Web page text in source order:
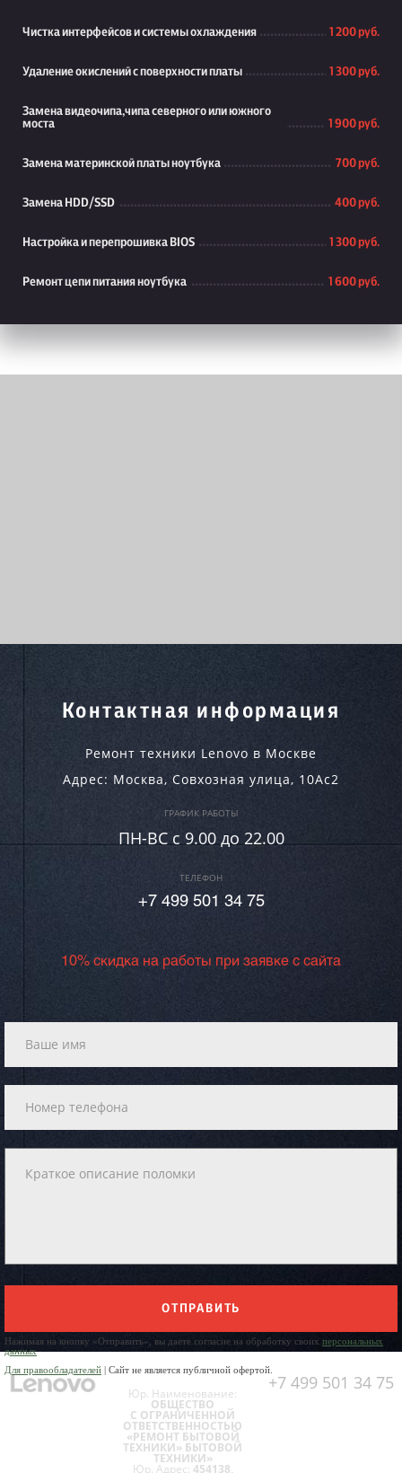
Чистка интерфейсов и системы охлаждения 1 200 руб.
Удаление окислений с поверхности платы 1 300 руб.
Замена видеочипа,чипа северного или южного
моста
1 900 руб.
Замена материнской платы ноутбука 700 руб.
Замена HDD/SSD 400 руб.
Настройка и перепрошивка BIOS 1 300 руб.
Ремонт цепи питания ноутбука 1 600 руб.
Контактная информация
Ремонт техники Lenovo в Москве
Адрес: Москва, Совхозная улица, 10Ас2
ГРАФИК РАБОТЫ
ПН-ВC c 9.00 до 22.00
ТЕЛЕФОН
+7 499 501 34 75
10% скидка на работы при заявке с сайта
ОТПРАВИТЬ
Нажимая на кнопку «Отправить», вы даете согласие на обработку своих персональных
данных
Для правообладателей | Сайт не является публичной офертой.
+7 499 501 34 75
Юр. Наименование:
ОБЩЕСТВО
С ОГРАНИЧЕННОЙ
ОТВЕТСТВЕННОСТЬЮ
«РЕМОНТ БЫТОВОЙ
ТЕХНИКИ» БЫТОВОЙ
ТЕХНИКИ»
Юр. Адрес: 454138,